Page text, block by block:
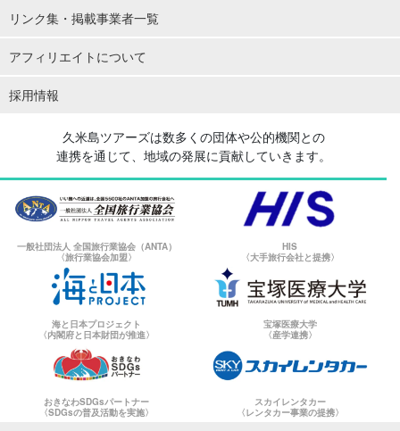
リンク集・掲載事業者一覧
アフィリエイトについて
採用情報
久米島ツアーズは数多くの団体や公的機関との
連携を通じて、地域の発展に貢献していきます。
一般社団法人 全国旅行業協会（ANTA）
〈旅行業協会加盟〉
HIS
〈大手旅行会社と提携〉
海と日本プロジェクト
〈内閣府と日本財団が推進〉
宝塚医療大学
〈産学連携〉
おきなわSDGsパートナー
〈SDGsの普及活動を実施〉
スカイレンタカー
〈レンタカー事業の提携〉